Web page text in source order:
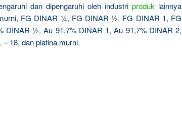
dan dipengaruhi oleh industri produk lainnya
FG DINAR ¼, FG DINAR ½, FG DINAR 1, FG
DINAR ½, Au 91,7% DINAR 1, Au 91,7% DINAR 2,
18, dan platina murni.